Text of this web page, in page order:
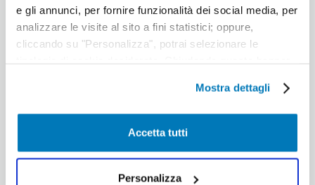
e gli annunci, per fornire funzionalità dei social media, per
analizzare le visite al sito a fini statistici; oppure,
cliccando su "Personalizza", potrai selezionare le
attivati solo i cookie tecnici necessari per la fruizione del
sito; in tal caso, non sarà possibile per noi personalizzare
la tua esperienza di navigazione. Potrai modificare le tue
“Impostazione dei cookie” a fine pagina. Per ulteriori
informazioni ti invitiamo a prendere visione
Mostra dettagli
Accetta tutti
Personalizza
متخصصو المدن الذكية والبنية التحتية